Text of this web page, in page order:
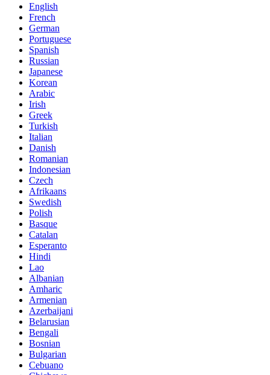
English
French
German
Portuguese
Spanish
Russian
Japanese
Korean
Arabic
Irish
Greek
Turkish
Italian
Danish
Romanian
Indonesian
Czech
Afrikaans
Swedish
Polish
Basque
Catalan
Esperanto
Hindi
Lao
Albanian
Amharic
Armenian
Azerbaijani
Belarusian
Bengali
Bosnian
Bulgarian
Cebuano